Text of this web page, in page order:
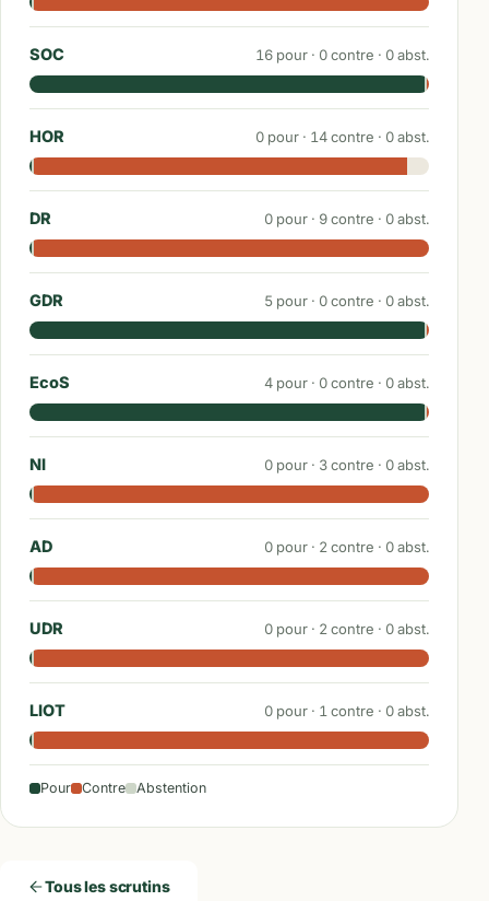
SOC 16 pour · 0contre · 0abst.
HOR 0 pour · 14contre · 0abst.
DR 0 pour · 9contre · 0abst.
GDR 5 pour · 0contre · 0abst.
EcoS 4 pour · 0contre · 0abst.
NI 0 pour · 3contre · 0abst.
AD 0 pour · 2 contre · 0abst.
UDR 0 pour · 2 contre · 0abst.
LIOT 0 pour · 1 contre · 0abst.
Pour Contre Abstention
Tous les scrutins